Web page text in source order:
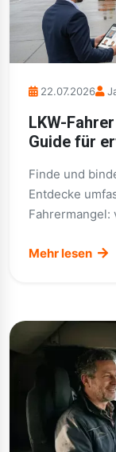
22.07.2026
LKW-
Guide für
Finde und
Entdecke
Fahrermangel:
Mehr lesen